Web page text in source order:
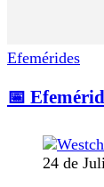
Efemérides
📅
24 de